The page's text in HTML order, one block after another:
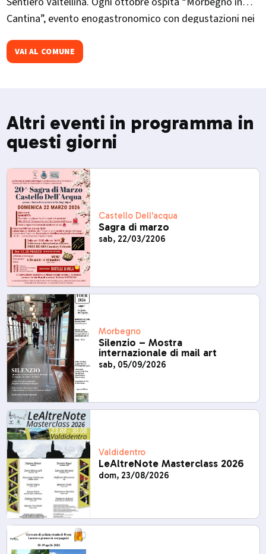
Cantina”, evento enogastronomico con degustazioni nei
VAI AL COMUNE
Altri eventi in programma in
questi giorni
Castello Dell'acqua
Sagra di marzo
sab, 22/03/2206
Morbegno
Silenzio – Mostra
internazionale di mail art
sab, 05/09/2026
Valdidentro
LeAltreNote Masterclass 2026
dom, 23/08/2026